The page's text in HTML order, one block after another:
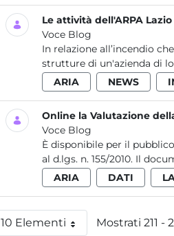
Le attività dell'ARPA
Voce Blog
In relazione all’incendio
strutture di un'azienda di
ARIA
NEWS
Online la Valutazione
Voce Blog
È disponibile per il
al d.lgs. n. 155/2010. Il
ARIA
DATI
10 ElementiPer paginaMostrati 211 -